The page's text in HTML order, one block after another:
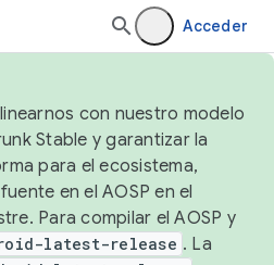
Acceder
con nuestro modelo
Stable y garantizar la
para el ecosistema,
en el AOSP en el
Para compilar el AOSP y
latest-release . La